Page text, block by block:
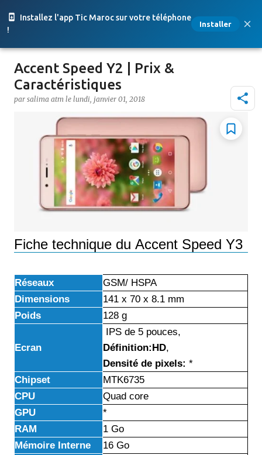
Installez l'app Tic Maroc sur votre téléphone
!
Installer
Accéder au contenu principal
Accent Speed Y2 | Prix &
Caractéristiques
par salima atm le lundi, janvier 01, 2018
Fiche technique du Accent Speed Y3
Réseaux
GSM/ HSPA
Dimensions
141 x 70 x 8.1 mm
Poids
128 g
Ecran
IPS de 5 pouces,
Définition:HD,
Densité de pixels: *
Chipset
MTK6735
CPU
Quad core
GPU
*
RAM
1 Go
Mémoire Interne
16 Go